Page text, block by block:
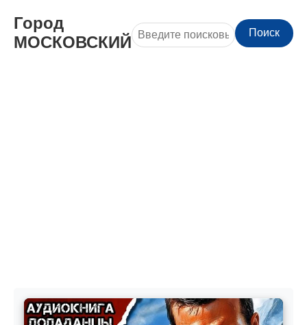
Город
МОСКОВСКИЙ
Поиск